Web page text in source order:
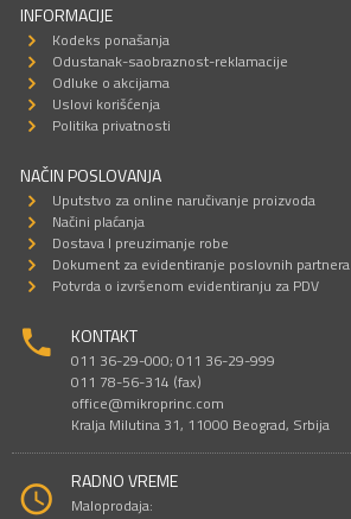
INFORMACIJE
Kodeks ponašanja
Odustanak-saobraznost-reklamacije
Odluke o akcijama
Uslovi korišćenja
Politika privatnosti
NAČIN POSLOVANJA
Uputstvo za online naručivanje proizvoda
Načini plaćanja
Dostava I preuzimanje robe
Dokument za evidentiranje poslovnih partnera
Potvrda o izvršenom evidentiranju za PDV
KONTAKT
011 36-29-000; 011 36-29-999
011 78-56-314 (fax)
office@mikroprinc.com
Kralja Milutina 31, 11000 Beograd, Srbija
RADNO VREME
Maloprodaja: